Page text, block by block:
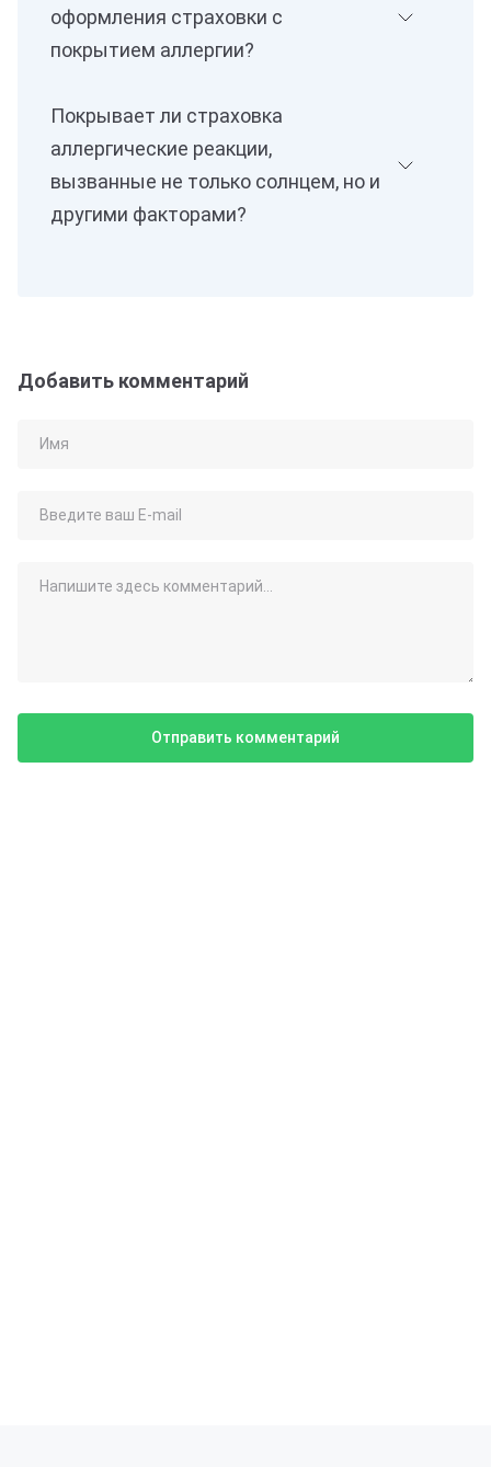
оформления страховки с
покрытием аллергии?
Покрывает ли страховка
аллергические реакции,
вызванные не только солнцем, но и
другими факторами?
Добавить комментарий